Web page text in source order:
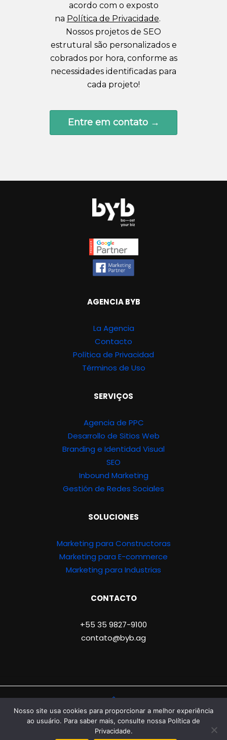
acordo com o exposto
na Política de Privacidade.
Nossos projetos de SEO
estrutural são personalizados e
cobrados por hora, conforme as
necessidades identificadas para
cada projeto!
Entre em contato →
AGENCIA BYB
La Agencia
Contacto
Política de Privacidad
Términos de Uso
SERVIÇOS
Agencia de PPC
Desarrollo de Sitios Web
Branding e Identidad Visual
SEO
Inbound Marketing
Gestión de Redes Sociales
SOLUCIONES
Marketing para Constructoras
Marketing para E-commerce
Marketing para Industrias
CONTACTO
+55 35 9827-9100
contato@byb.ag
© 2025, Boost Your Business.
Todos os direitos reservados.
Nosso site usa cookies para proporcionar a melhor experiência
ao usuário. Para saber mais, consulte nossa Política de
Privacidade.